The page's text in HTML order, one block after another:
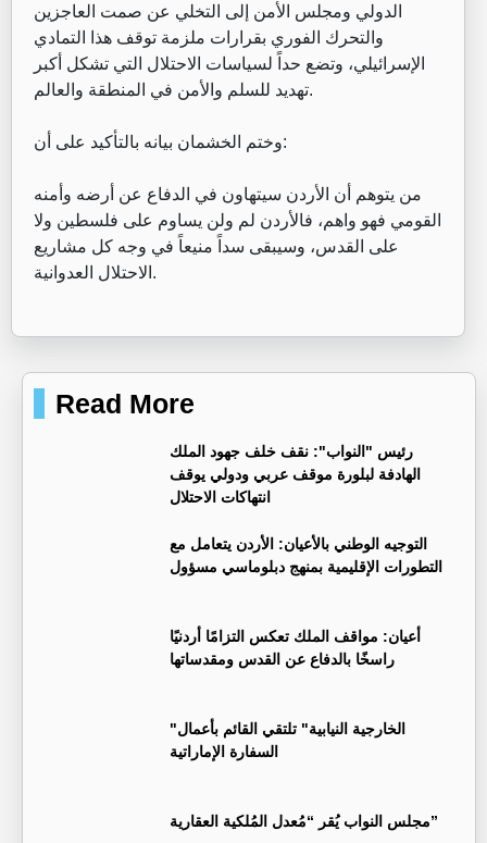
الدولي ومجلس الأمن إلى التخلي عن صمت العاجزين
والتحرك الفوري بقرارات ملزمة توقف هذا التمادي
الإسرائيلي، وتضع حداً لسياسات الاحتلال التي تشكل أكبر
تهديد للسلم والأمن في المنطقة والعالم.
وختم الخشمان بيانه بالتأكيد على أن:
من يتوهم أن الأردن سيتهاون في الدفاع عن أرضه وأمنه
القومي فهو واهم، فالأردن لم ولن يساوم على فلسطين ولا
على القدس، وسيبقى سداً منيعاً في وجه كل مشاريع
الاحتلال العدوانية.
Read More
رئيس "النواب": نقف خلف جهود الملك
الهادفة لبلورة موقف عربي ودولي يوقف
انتهاكات الاحتلال
التوجيه الوطني بالأعيان: الأردن يتعامل مع
التطورات الإقليمية بمنهج دبلوماسي مسؤول
أعيان: مواقف الملك تعكس التزامًا أردنيًا
راسخًا بالدفاع عن القدس ومقدساتها
"الخارجية النيابية" تلتقي القائم بأعمال
السفارة الإماراتية
مجلس النواب يُقر “مُعدل المُلكية العقارية”